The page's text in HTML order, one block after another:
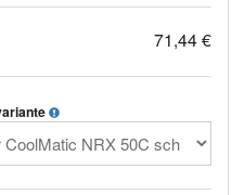
71,44 €